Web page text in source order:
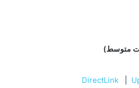
متوسط)
DirectLink